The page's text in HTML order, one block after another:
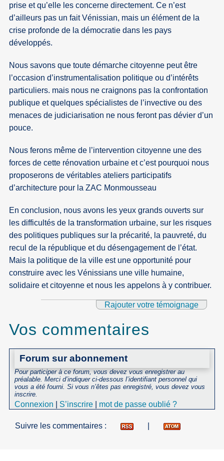
prise et qu’elle les concerne directement. Ce n’est
d’ailleurs pas un fait Vénissian, mais un élément de la
crise profonde de la démocratie dans les pays
développés.
Nous savons que toute démarche citoyenne peut être
l’occasion d’instrumentalisation politique ou d’intérêts
particuliers. mais nous ne craignons pas la confrontation
publique et quelques spécialistes de l’invective ou des
menaces de judiciarisation ne nous feront pas dévier d’un
pouce.
Nous ferons même de l’intervention citoyenne une des
forces de cette rénovation urbaine et c’est pourquoi nous
proposerons de véritables ateliers participatifs
d’architecture pour la ZAC Monmousseau
En conclusion, nous avons les yeux grands ouverts sur
les difficultés de la transformation urbaine, sur les risques
des politiques publiques sur la précarité, la pauvreté, du
recul de la république et du désengagement de l’état.
Mais la politique de la ville est une opportunité pour
construire avec les Vénissians une ville humaine,
solidaire et citoyenne et nous les appelons à y contribuer.
Rajouter votre témoignage
Vos commentaires
Forum sur abonnement
Pour participer à ce forum, vous devez vous enregistrer au
préalable. Merci d’indiquer ci-dessous l’identifiant personnel qui
vous a été fourni. Si vous n’êtes pas enregistré, vous devez vous
inscrire.
Connexion S’inscrire mot de passe oublié ?
Suivre les commentaires :